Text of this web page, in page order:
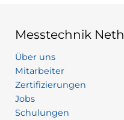
Messtechnik Neth
Über uns
Mitarbeiter
Zertifizierungen
Jobs
Schulungen